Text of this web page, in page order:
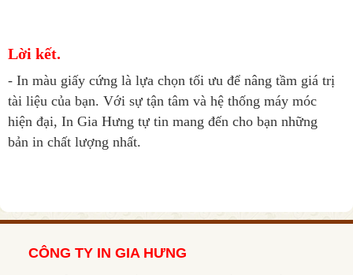
Lời kết.
- In màu giấy cứng là lựa chọn tối ưu để nâng tầm giá trị
tài liệu của bạn. Với sự tận tâm và hệ thống máy móc
hiện đại, In Gia Hưng tự tin mang đến cho bạn những
bản in chất lượng nhất.
CÔNG TY IN GIA HƯNG